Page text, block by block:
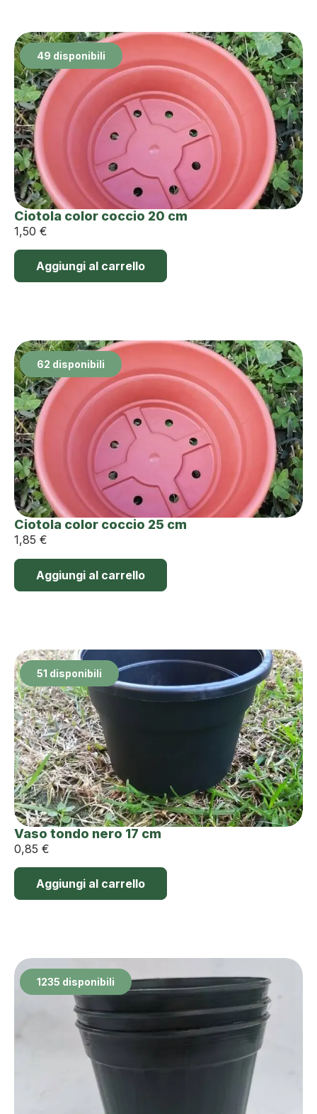
49 disponibili
Ciotola color coccio 20 cm
1,50 €
Aggiungi al carrello
62 disponibili
Ciotola color coccio 25 cm
1,85 €
Aggiungi al carrello
51 disponibili
Vaso tondo nero 17 cm
0,85 €
Aggiungi al carrello
1235 disponibili